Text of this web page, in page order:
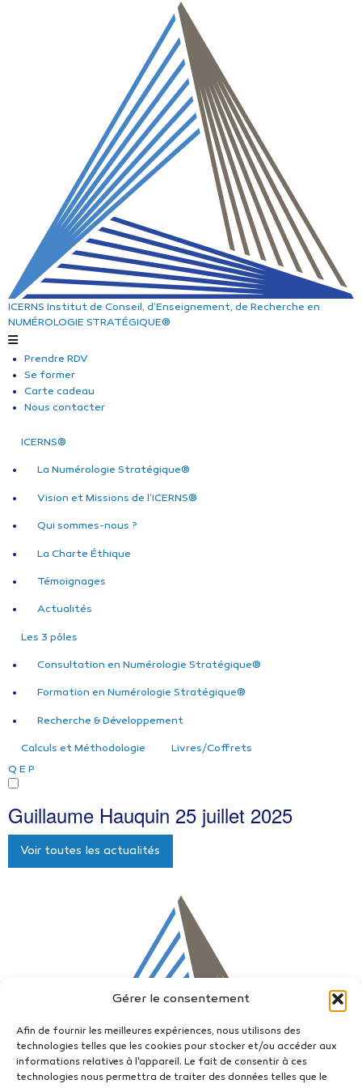
Gérer le consentement
Afin de fournir les meilleures expériences, nous utilisons des
technologies telles que les cookies pour stocker et/ou accéder aux
informations relatives à l'appareil. Le fait de consentir à ces
technologies nous permettra de traiter des données telles que le
ICERNS Institut de Conseil, d’Enseignement, de Recherche en
NUMÉROLOGIE STRATÉGIQUE®
Prendre RDV
Se former
Carte cadeau
Nous contacter
ICERNS®
La Numérologie Stratégique®
Vision et Missions de l’ICERNS®
Qui sommes-nous ?
La Charte Éthique
Témoignages
Actualités
Les 3 pôles
Consultation en Numérologie Stratégique®
Formation en Numérologie Stratégique®
Recherche & Développement
Calculs et Méthodologie
Livres/Coffrets
Q E P
Guillaume Hauquin 25 juillet 2025
Voir toutes les actualités